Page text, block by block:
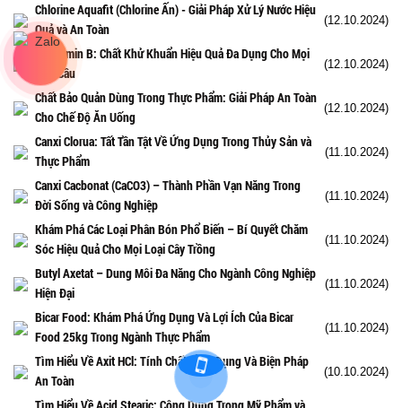
Chlorine Aquafit (Chlorine Ấn) - Giải Pháp Xử Lý Nước Hiệu
Quả và An Toàn
(12.10.2024)
Chloramin B: Chất Khử Khuẩn Hiệu Quả Đa Dụng Cho Mọi
Nhu Cầu
(12.10.2024)
Chất Bảo Quản Dùng Trong Thực Phẩm: Giải Pháp An Toàn
Cho Chế Độ Ăn Uống
(12.10.2024)
Canxi Clorua: Tất Tần Tật Về Ứng Dụng Trong Thủy Sản và
Thực Phẩm
(11.10.2024)
Canxi Cacbonat (CaCO3) – Thành Phần Vạn Năng Trong
Đời Sống và Công Nghiệp
(11.10.2024)
Khám Phá Các Loại Phân Bón Phổ Biến – Bí Quyết Chăm
Sóc Hiệu Quả Cho Mọi Loại Cây Trồng
(11.10.2024)
Butyl Axetat – Dung Môi Đa Năng Cho Ngành Công Nghiệp
Hiện Đại
(11.10.2024)
Bicar Food: Khám Phá Ứng Dụng Và Lợi Ích Của Bicar
Food 25kg Trong Ngành Thực Phẩm
(11.10.2024)
Tìm Hiểu Về Axit HCl: Tính Chất, Ứng Dụng Và Biện Pháp
An Toàn
(10.10.2024)